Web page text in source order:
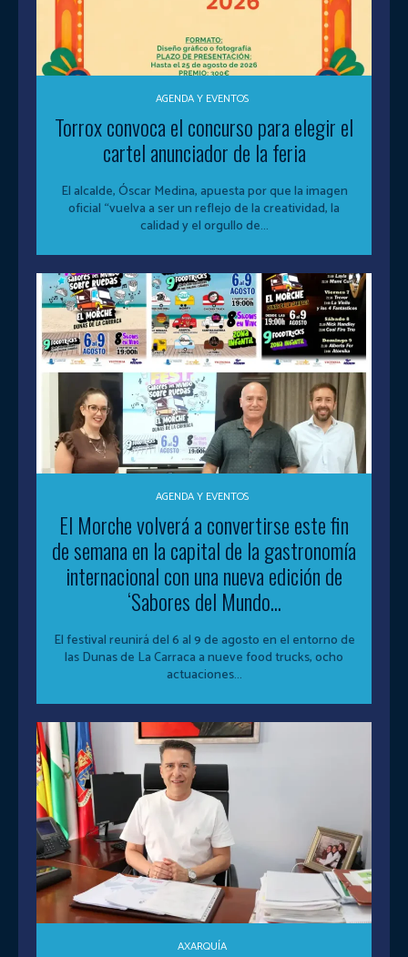
AGENDA Y EVENTOS
Torrox convoca el concurso para elegir el
cartel anunciador de la feria
El alcalde, Óscar Medina, apuesta por que la imagen
oficial “vuelva a ser un reflejo de la creatividad, la
calidad y el orgullo de...
AGENDA Y EVENTOS
El Morche volverá a convertirse este fin
de semana en la capital de la gastronomía
internacional con una nueva edición de
‘Sabores del Mundo...
El festival reunirá del 6 al 9 de agosto en el entorno de
las Dunas de La Carraca a nueve food trucks, ocho
actuaciones...
AXARQUÍA